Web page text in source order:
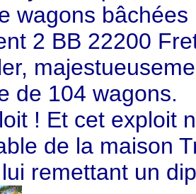
wagons bâchées
2 BB 22200
de 104 wagons.
! Et cet exploit
de la maison
remettant un